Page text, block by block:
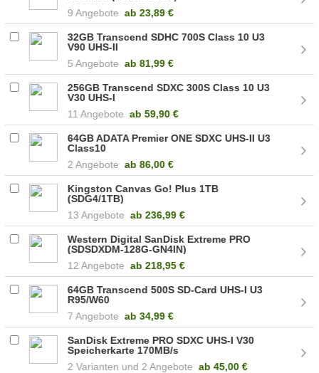
9 Angebote ab 23,89 €
32GB Transcend SDHC 700S Class 10 U3
V90 UHS-II
5 Angebote ab 81,99 €
256GB Transcend SDXC 300S Class 10 U3
V30 UHS-I
11 Angebote ab 59,90 €
64GB ADATA Premier ONE SDXC UHS-II U3
Class10
2 Angebote ab 86,00 €
Kingston Canvas Go! Plus 1TB
(SDG4/1TB)
13 Angebote ab 236,99 €
Western Digital SanDisk Extreme PRO
(SDSDXDM-128G-GN4IN)
12 Angebote ab 218,95 €
64GB Transcend 500S SD-Card UHS-I U3
R95/W60
7 Angebote ab 34,99 €
SanDisk Extreme PRO SDXC UHS-I V30
Speicherkarte 170MB/s
2
2 Angebote ab45,00 €